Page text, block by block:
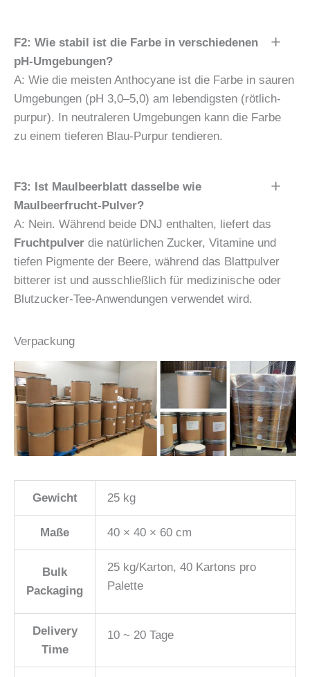
F2: Wie stabil ist die Farbe in verschiedenen
pH-Umgebungen?
A: Wie die meisten Anthocyane ist die Farbe in sauren
Umgebungen (pH 3,0–5,0) am lebendigsten (rötlich-
purpur). In neutraleren Umgebungen kann die Farbe
zu einem tieferen Blau-Purpur tendieren.
F3: Ist Maulbeerblatt dasselbe wie
Maulbeerfrucht-Pulver?
A: Nein. Während beide DNJ enthalten, liefert das
Fruchtpulver die natürlichen Zucker, Vitamine und
tiefen Pigmente der Beere, während das Blattpulver
bitterer ist und ausschließlich für medizinische oder
Blutzucker-Tee-Anwendungen verwendet wird.
Verpackung
Gewicht 25 kg
Maße 40 × 40 × 60 cm
Bulk
Packaging
25 kg/Karton, 40 Kartons pro
Palette
Delivery
Time
10 ~ 20 Tage